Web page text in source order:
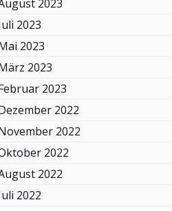
2023
2023
2023
2023
2023
2022
2022
2022
2022
2022